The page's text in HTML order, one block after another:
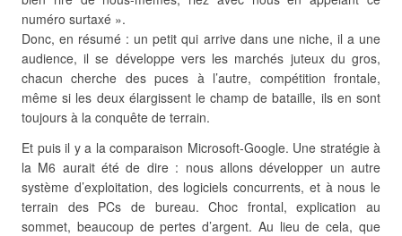
numéro surtaxé ».
Donc, en résumé : un petit qui arrive dans une niche, il a une
audience, il se développe vers les marchés juteux du gros,
chacun cherche des puces à l’autre, compétition frontale,
même si les deux élargissent le champ de bataille, ils en sont
toujours à la conquête de terrain.
Et puis il y a la comparaison Microsoft-Google. Une stratégie à
la M6 aurait été de dire : nous allons développer un autre
système d’exploitation, des logiciels concurrents, et à nous le
terrain des PCs de bureau. Choc frontal, explication au
sommet, beaucoup de pertes d’argent. Au lieu de cela, que